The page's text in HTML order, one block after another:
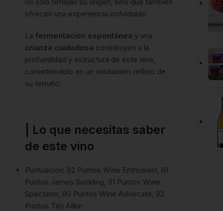
ofrecen una experiencia inolvidable.
La fermentación espontánea y una
crianza cuidadosa contribuyen a la
profundidad y estructura de este vino,
convirtiéndolo en un verdadero reflejo de
su terruño.
| Lo que necesitas saber
de este vino
Puntuación: 92 Puntos Wine Enthusiast, 91
Puntos James Suckling, 91 Puntos Wine
Spectator, 90 Puntos Wine Advocate, 92
Puntos Tim Atkin